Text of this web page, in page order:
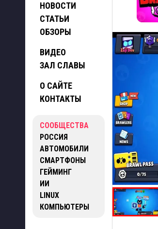
НОВОСТИ
СТАТЬИ
ОБЗОРЫ
ВИДЕО
ЗАЛ СЛАВЫ
О САЙТЕ
КОНТАКТЫ
СООБЩЕСТВА
РОССИЯ
АВТОМОБИЛИ
СМАРТФОНЫ
ГЕЙМИНГ
ИИ
LINUX
КОМПЬЮТЕРЫ